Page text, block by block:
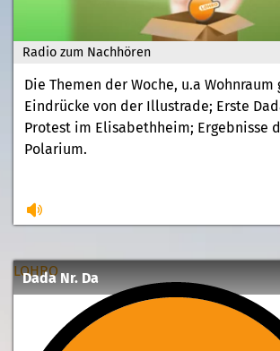
Radio zum Nachhören
Die Themen der Woche, u.a Wohnraum
Eindrücke von der Illustrade; Erste
Protest im Elisabethheim; Ergebnisse
Polarium.
LOHRO
Dada Nr. Da